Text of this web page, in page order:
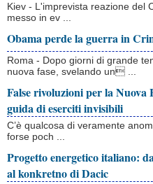
Kiev - L'imprevista reazione del
messo in ev ...
Obama perde la guerra in
Roma - Dopo giorni di grande
nuova fase, svelando un ...
False rivoluzioni per la
guida di eserciti invisibili
C’è qualcosa di veramente
forse poch ...
Progetto energetico italiano:
al konkretno di Dacic